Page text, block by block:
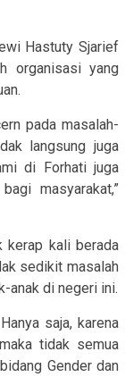
Hastuty Sjarief
organisasi yang
pada masalah-
langsung juga
di Forhati juga
masyarakat,”
kerap kali berada
sedikit masalah
anak di negeri ini.
saja, karena
tidak semua
Gender dan